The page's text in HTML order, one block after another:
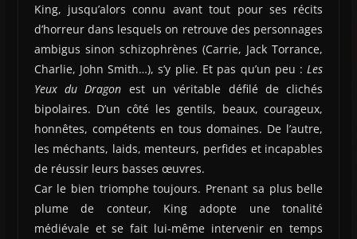
King, jusqu’alors connu avant tout pour ses récits
d’horreur dans lesquels on retrouve des personnages
ambigus sinon schizophrènes (Carrie, Jack Torrance,
Charlie, John Smith…), s’y plie. Et pas qu’un peu :Les
Yeux du Dragon est un véritable défilé de clichés
bipolaires. D’un côté les gentils, beaux, courageux,
honnêtes, compétents en tous domaines. De l’autre,
les méchants, laids, menteurs, perfides et incapables
de réussir leurs basses œuvres.
Car le bien triomphe toujours. Prenant sa plus belle
plume de conteur, King adopte une tonalité
médiévale et se fait lui-même intervenir en temps